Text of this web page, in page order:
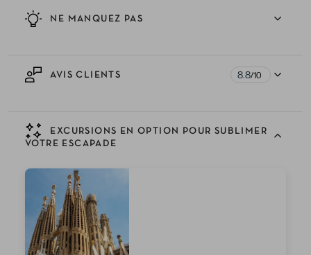
NE MANQUEZ PAS
AVIS CLIENTS 8.8/10
EXCURSIONS EN OPTION POUR SUBLIMER
VOTRE ESCAPADE